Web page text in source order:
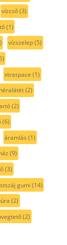
vízcső(3)
(1)
vízszelep(5)
xtraspace (1)
(2)
(2)
(6)
áramlás (1)
(9)
(3)
gumi (14)
(2)
(2)